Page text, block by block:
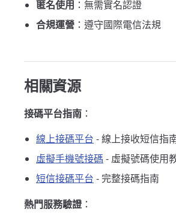
匿名使用 ：無需實名認證
合規運營 ：遵守國際電信法規
相關資源
接碼平台指南 ：
線上接碼平台 - 線上接收短信指
虛擬手機號接碼 - 虛擬號碼使用
短信接碼平台 - 完整接碼指南
熱門服務驗證 ：